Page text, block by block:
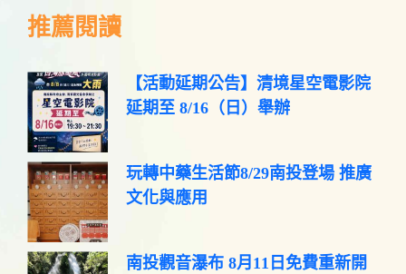
推薦閱讀
【活動延期公告】清境星空電影院
延期至 8/16（日）舉辦
玩轉中藥生活節8/29南投登場 推廣
文化與應用
南投觀音瀑布 8月11日免費重新開